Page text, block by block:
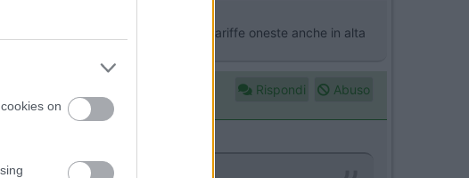
on
sono innumerevoli campeggi con tariffe oneste anche in alta
Rispondi Abuso